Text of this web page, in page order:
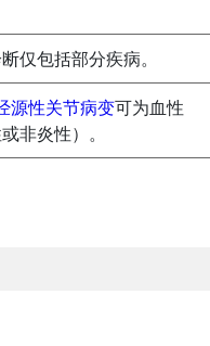
仅包括部分疾病。
源性关节病变可为血性
非炎性）。